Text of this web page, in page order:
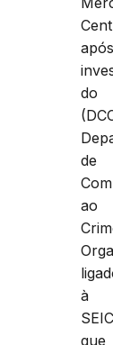
do
de
ao
à
que